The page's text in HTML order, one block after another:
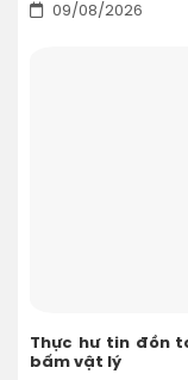
09/08/2026
Thực hư tin đồn
bấm vật lý